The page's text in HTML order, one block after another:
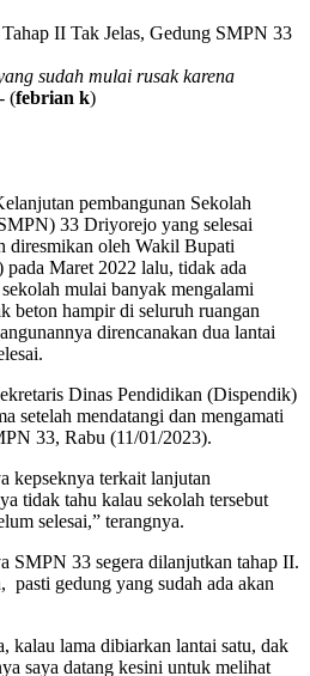
sudah mulai rusak karena
- (febrian k)
pembangunan Sekolah
33 Driyorejo yang selesai
diresmikan oleh Wakil Bupati
Maret 2022 lalu, tidak ada
mulai banyak mengalami
beton hampir di seluruh ruangan
direncanakan dua lantai
Dinas Pendidikan (Dispendik)
setelah mendatangi dan mengamati
33, Rabu (11/01/2023).
kepseknya terkait lanjutan
tidak tahu kalau sekolah tersebut
selesai,” terangnya.
SMPN 33 segera dilanjutkan tahap II.
pasti gedung yang sudah ada akan
kalau lama dibiarkan lantai satu, dak
saya datang kesini untuk melihat